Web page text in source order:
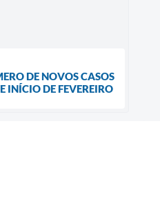
DE NOVOS CASOS
INÍCIO DE FEVEREIRO